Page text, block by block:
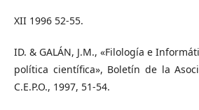
XII 1996 52-55.
ID. & GALÁN, J.M., «Filología e
política científica», Boletín de la
C.E.P.O., 1997, 51-54.